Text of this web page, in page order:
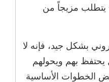
يتطلب مزيجاً من
بشكل جيد، فإنه لا
بهم ويحولهم
الخطوات الأساسية